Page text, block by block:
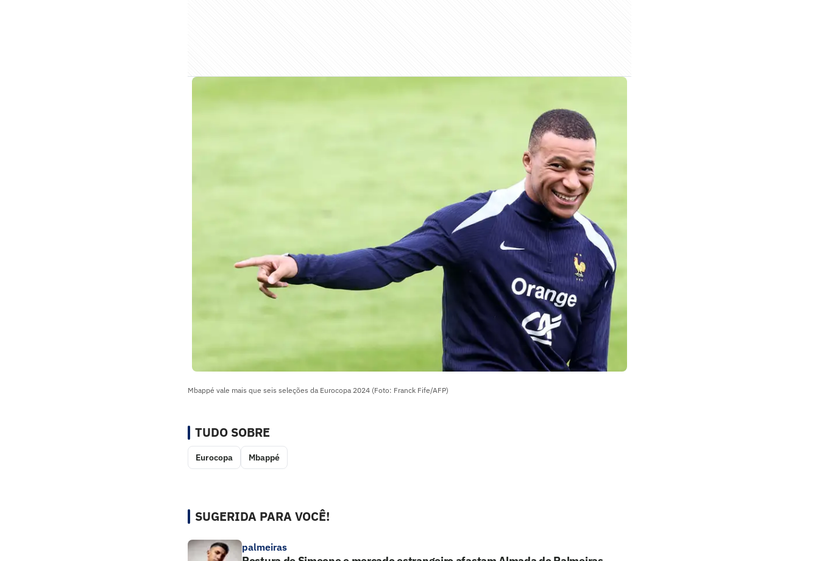
Mbappé vale mais que seis seleções da Eurocopa 2024 (Foto: Franck Fife/AFP)
TUDO SOBRE
Eurocopa Mbappé
SUGERIDA PARA VOCÊ!
palmeiras